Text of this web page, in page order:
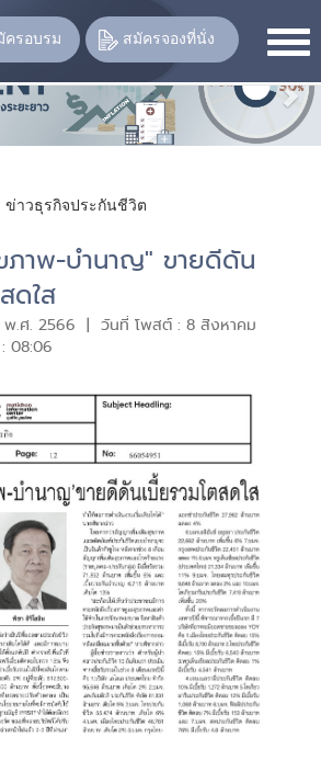
ครอบรม สมัครจองที่นั่ง
ข่าวธุรกิจประกันชีวิต
ภาพ-บำนาญ" ขายดีดัน
ดใส
พ.ศ. 2566 | วันที่ โพสต์ : 8 สิงหาคม
08:06